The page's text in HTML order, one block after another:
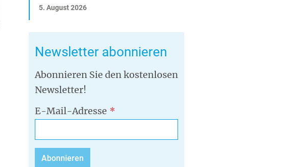
5. August 2026
Newsletter abonnieren
Abonnieren Sie den kostenlosen
Newsletter!
E-Mail-Adresse